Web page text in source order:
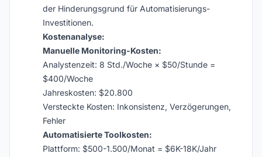
der Hinderungsgrund für Automatisierungs-
Investitionen.
Kostenanalyse:
Manuelle Monitoring-Kosten:
Analystenzeit: 8 Std./Woche × $50/Stunde =
$400/Woche
Jahreskosten: $20.800
Versteckte Kosten: Inkonsistenz, Verzögerungen,
Fehler
Automatisierte Toolkosten:
Plattform: $500-1.500/Monat = $6K-18K/Jahr